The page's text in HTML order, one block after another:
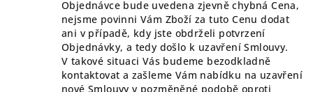
Objednávce bude uvedena zjevně chybná Cena,
nejsme povinni Vám Zboží za tuto Cenu dodat
ani v případě, kdy jste obdrželi potvrzení
Objednávky, a tedy došlo k uzavření Smlouvy.
V takové situaci Vás budeme bezodkladně
kontaktovat a zašleme Vám nabídku na uzavření
nové Smlouvy v pozměněné podobě oproti